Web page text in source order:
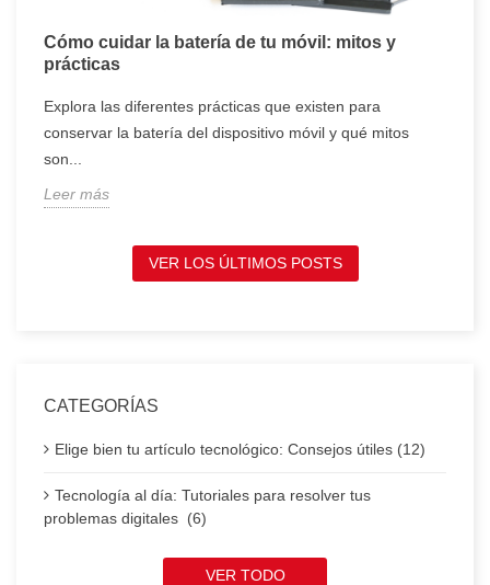
Cómo cuidar la batería de tu móvil: mitos y
prácticas
Explora las diferentes prácticas que existen para
conservar la batería del dispositivo móvil y qué mitos
son...
Leer más
VER LOS ÚLTIMOS POSTS
CATEGORÍAS
Elige bien tu artículo tecnológico: Consejos útiles (12)
Tecnología al día: Tutoriales para resolver tus
problemas digitales (6)
VER TODO